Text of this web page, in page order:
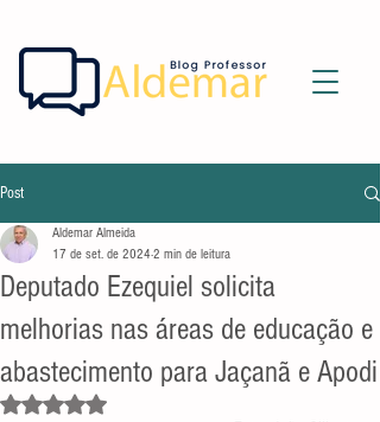
Post
Deputado Ezequiel solicita
melhorias nas áreas de educação e
abastecimento para Jaçanã e Apodi
Aldemar Almeida
17 de set. de 2024 2 min de leitura
Avaliado com NaN de 5 estrelas.